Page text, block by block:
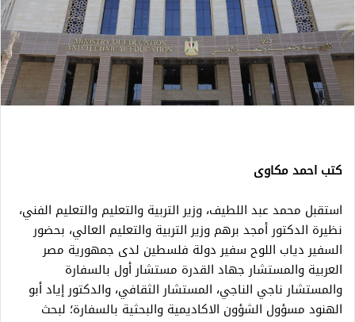
كتب احمد مكاوى
استقبل محمد عبد اللطيف، وزير التربية والتعليم والتعليم الفني،
نظيرة الدكتور أمجد برهم وزير التربية والتعليم العالي، بحضور
السفير دياب اللوح سفير دولة فلسطين لدى جمهورية مصر
العربية والمستشار جهاد القدرة مستشار أول بالسفارة
والمستشار ناجي الناجي، المستشار الثقافي، والدكتور إياد أبو
الهنود مسؤول الشؤون الاكاديمية والبحثية بالسفارة؛ لبحث